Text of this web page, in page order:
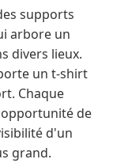
supports
arbore un
divers lieux.
un t-shirt
Chaque
de
d'un
grand.